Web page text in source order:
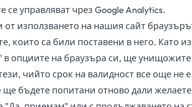
се управляват чрез Google Analytics.
от използването на нашия сайт
които са били поставени в него. Като
в опциите на браузъра си, ще
чийто срок на валидност все още не
бъдете попитани отново дали